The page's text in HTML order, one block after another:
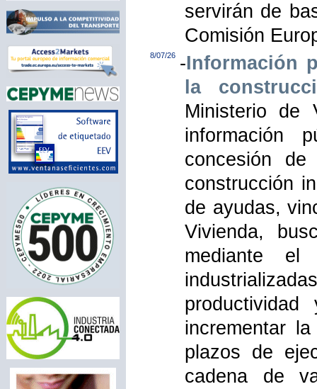
servirán de
Comisión
8/07/26 -Información
la
Ministerio de
información
concesión
construcción
de ayudas,
Vivienda,
mediante el
incrementar
plazos de
cadena de